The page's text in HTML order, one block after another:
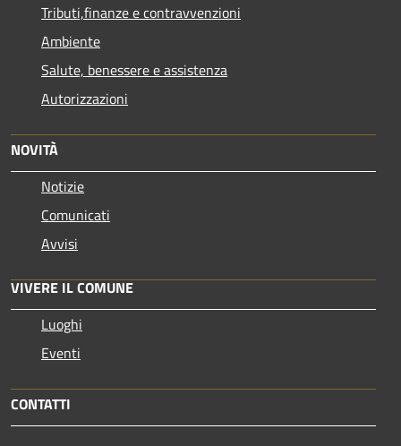
Tributi,finanze e contravvenzioni
Ambiente
Salute, benessere e assistenza
Autorizzazioni
NOVITÀ
Notizie
Comunicati
Avvisi
VIVERE IL COMUNE
Luoghi
Eventi
CONTATTI